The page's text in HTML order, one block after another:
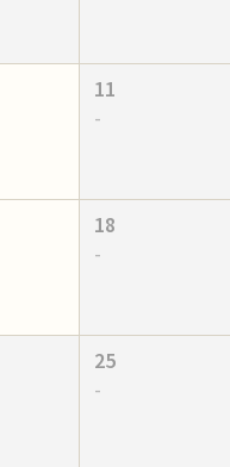
11
-
18
-
25
-